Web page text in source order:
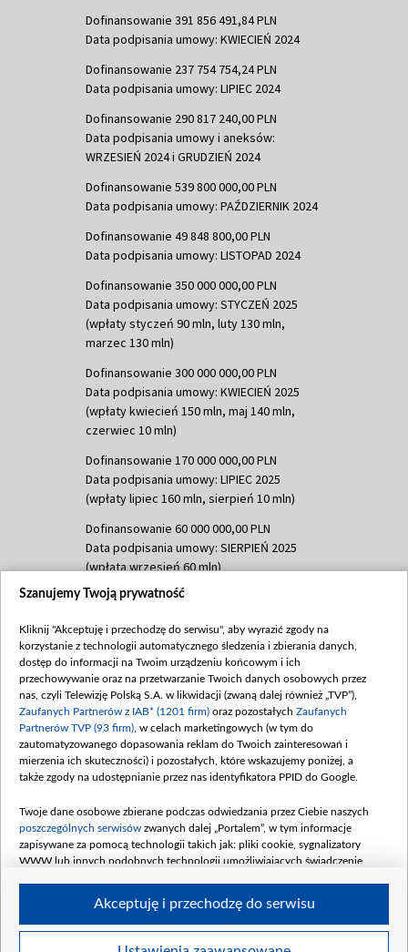
Dofinansowanie 391 856 491,84 PLN
Data podpisania umowy: KWIECIEŃ 2024
Dofinansowanie 237 754 754,24 PLN
Data podpisania umowy: LIPIEC 2024
Dofinansowanie 290 817 240,00 PLN
Data podpisania umowy i aneksów:
WRZESIEŃ 2024 i GRUDZIEŃ 2024
Dofinansowanie 539 800 000,00 PLN
Data podpisania umowy: PAŹDZIERNIK 2024
Dofinansowanie 49 848 800,00 PLN
Data podpisania umowy: LISTOPAD 2024
Dofinansowanie 350 000 000,00 PLN
Data podpisania umowy: STYCZEŃ 2025
(wpłaty styczeń 90 mln, luty 130 mln,
marzec 130 mln)
Dofinansowanie 300 000 000,00 PLN
Data podpisania umowy: KWIECIEŃ 2025
(wpłaty kwiecień 150 mln, maj 140 mln,
czerwiec 10 mln)
Dofinansowanie 170 000 000,00 PLN
Data podpisania umowy: LIPIEC 2025
(wpłaty lipiec 160 mln, sierpień 10 mln)
Dofinansowanie 60 000 000,00 PLN
Data podpisania umowy: SIERPIEŃ 2025
(wpłata wrzesień 60 mln)
Dofinansowanie 635 783 051,21 PLN
(wpłata wrzesień 100 mln, październik 350
mln, listopad 265 mln)
Dofinansowanie 48 862 000,00 PLN
Data podpisania umowy: GRUDZIEŃ 2025
(wpłata grudzień 60,548 mln)
Dofinansowanie 900 000 000,00 PLN
Data podpisania umowy: LUTY 2026 (wpłata
kwiecień 180 mln, 7 maja 180 mln, 8
czerwca 90 mln)
Dofinansowanie 250 000 000,00 PLN
4 sierpnia 250 mln
Szanujemy Twoją prywatność
Kliknij "Akceptuję i przechodzę do serwisu", aby wyrazić zgody na
korzystanie z technologii automatycznego śledzenia i zbierania danych,
dostęp do informacji na Twoim urządzeniu końcowym i ich
przechowywanie oraz na przetwarzanie Twoich danych osobowych przez
nas, czyli Telewizję Polską S.A. w likwidacji (zwaną dalej również „TVP”),
Zaufanych Partnerów z IAB* (1201 firm) oraz pozostałych Zaufanych
Partnerów TVP (93 firm) , w celach marketingowych (w tym do
zautomatyzowanego dopasowania reklam do Twoich zainteresowań i
mierzenia ich skuteczności) i pozostałych, które wskazujemy poniżej, a
także zgody na udostępnianie przez nas identyfikatora PPID do Google.
Twoje dane osobowe zbierane podczas odwiedzania przez Ciebie naszych
poszczególnych serwisów zwanych dalej „Portalem”, w tym informacje
zapisywane za pomocą technologii takich jak: pliki cookie, sygnalizatory
WWW lub innych podobnych technologii umożliwiających świadczenie
Twoje dane osobowe zbierane podczas odwiedzania przez Ciebie
Akceptuję i przechodzę do serwisu